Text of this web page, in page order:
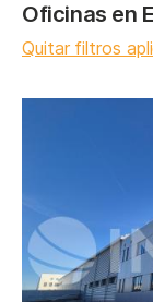
Oficinas en
Quitar filtros